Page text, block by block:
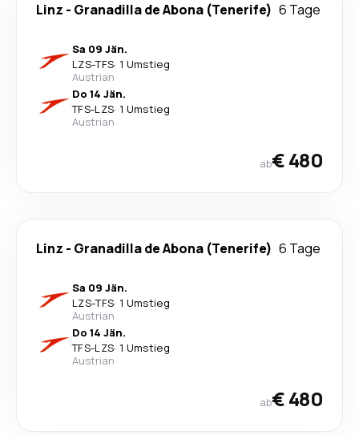
Linz - Granadilla de Abona (Tenerife) 6 Tage
Sa 09 Jän.
LZS-TFS· 1 Umstieg
Austrian
Do 14 Jän.
TFS-LZS· 1 Umstieg
Austrian
ab€ 480
Linz - Granadilla de Abona (Tenerife) 6 Tage
Sa 09 Jän.
LZS-TFS· 1 Umstieg
Austrian
Do 14 Jän.
TFS-LZS· 1 Umstieg
Austrian
ab€ 480